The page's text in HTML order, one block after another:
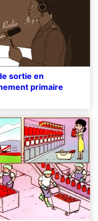
sortie en
primaire